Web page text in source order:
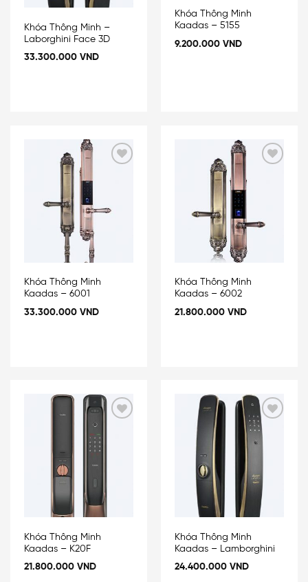
Khóa Thông Minh –
Laborghini Face 3D
33.300.000 VND
Khóa Thông Minh
Kaadas – 5155
9.200.000 VND
Khóa Thông Minh
Kaadas – 6001
33.300.000 VND
Khóa Thông Minh
Kaadas – 6002
21.800.000 VND
Khóa Thông Minh
Kaadas – K20F
21.800.000 VND
Add
Khóa Thông Minh
Kaadas – Lamborghini
24.400.000 VND